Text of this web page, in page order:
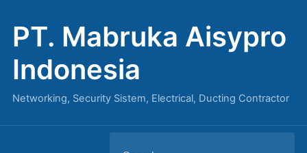
PT. Mabruka Aisypro
Indonesia
Networking, Security Sistem, Electrical, Ducting Contractor